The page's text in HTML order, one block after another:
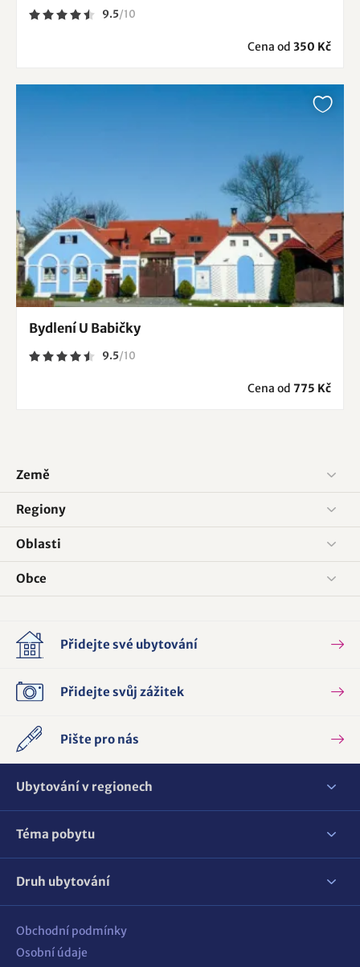
9.5/10
Cena od 350 Kč
Bydlení U Babičky
9.5/10
Cena od 775 Kč
Země
Regiony
Oblasti
Obce
Přidejte své ubytování
Přidejte svůj zážitek
Pište pro nás
Ubytování v regionech
Téma pobytu
Druh ubytování
Obchodní podmínky
Osobní údaje